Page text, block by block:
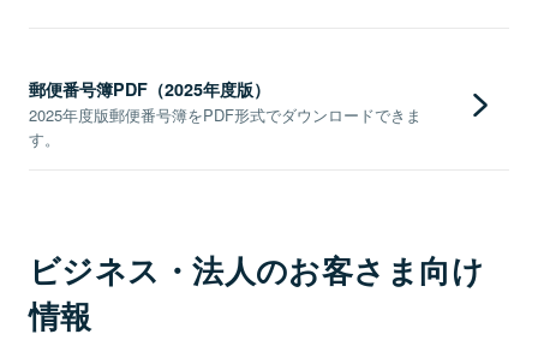
郵便番号簿PDF（2025年度版）
2025年度版郵便番号簿をPDF形式でダウンロードできま
す。
ビジネス・法人のお客さま向け
情報